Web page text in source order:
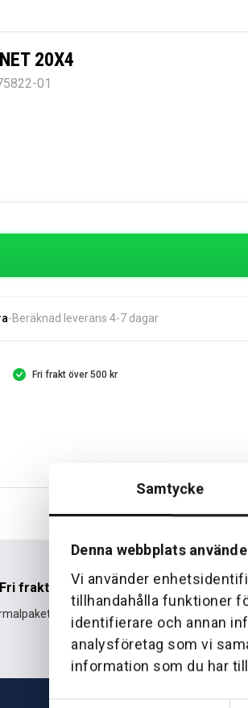
Samtycke
Denna webbplats
Vi använder
tillhandahålla funktioner
identifierare och annan
analysföretag som vi
information som du har
20X4
01
Beräknad leverans 4-7 dagar
Fri frakt över 500 kr
Fri frakt
över 500 kr. Leverans